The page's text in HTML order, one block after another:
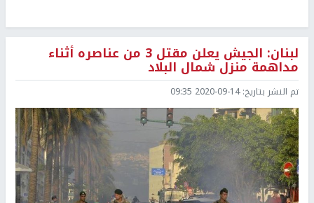
لبنان: الجيش يعلن مقتل 3 من عناصره أثناء
مداهمة منزل شمال البلاد
تم النشر بتاريخ:2020-09-14 09:35